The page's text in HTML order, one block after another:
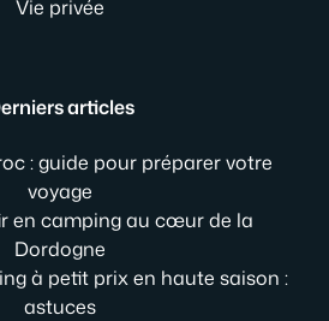
Vie privée
articles
: guide pour préparer votre
voyage
en camping au cœur de la
Dordogne
à petit prix en haute saison :
astuces